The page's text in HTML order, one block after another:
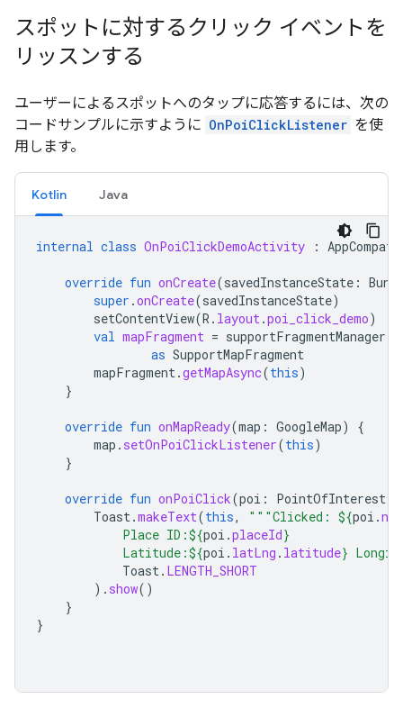
スポットに対するクリック イベントを
リッスンする
ユーザーによるスポットへのタップに応答するには、次の
コードサンプルに示すように OnPoiClickListener を使
用します。
Kotlin Java
internal class OnPoiClickDemoActivity :
override fun onCreate(savedInstanceState :
super .onCreate(savedInstanceState)
setContentView(R . layout.poi_click_demo)
val mapFragment = supportFragmentManager
as SupportMapFragment
mapFragment.getMapAsync(this)
}
override fun onMapReady(map : GoogleMap)
{
map . setOnPoiClickListener(this)
}
override fun onPoiClick(poi : PointOfInterest
Toast.makeText(this, """Clicked: ${poi .
            Place ID:
${poi .placeId}
            Latitude:
${poi . latLng . latitude}
Toast. LENGTH_SHORT
). show()
}
}